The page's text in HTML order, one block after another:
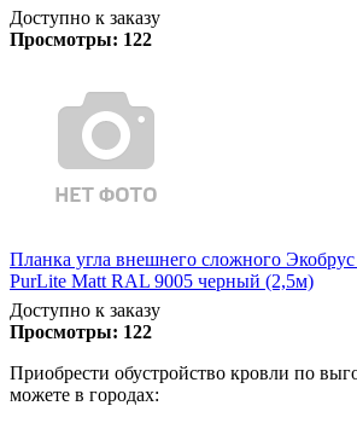
Доступно к заказу
Просмотры: 122
Планка угла внешнего сложного
PurLite Matt RAL 9005 черный (2,5м)
Доступно к заказу
Просмотры: 122
Приобрести обустройство кровли по
можете в городах: